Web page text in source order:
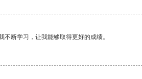
断学习，让我能够取得更好的成绩。